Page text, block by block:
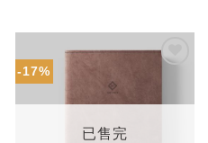
-17%
望輕
已售完